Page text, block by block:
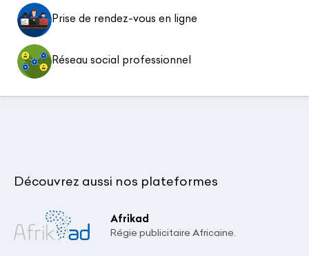
Prise de rendez-vous en ligne
Réseau social professionnel
Découvrez aussi nos plateformes
Afrikad
Régie publicitaire Africaine.